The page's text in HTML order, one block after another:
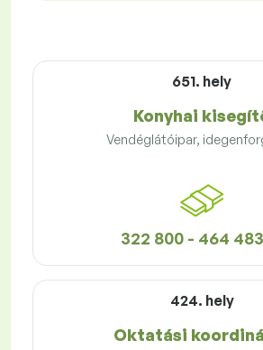
651. hely
Konyhai
Vendéglátóipar,
322 800 - 464
424. hely
Oktatási